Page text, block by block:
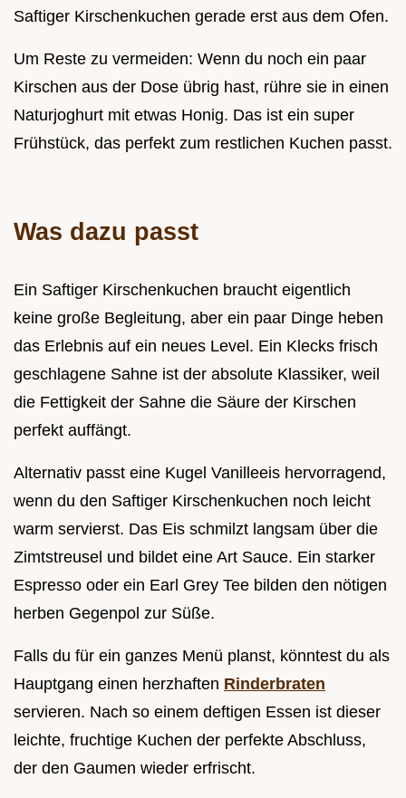
Saftiger Kirschenkuchen gerade erst aus dem Ofen.
Um Reste zu vermeiden: Wenn du noch ein paar
Kirschen aus der Dose übrig hast, rühre sie in einen
Naturjoghurt mit etwas Honig. Das ist ein super
Frühstück, das perfekt zum restlichen Kuchen passt.
Was dazu passt
Ein Saftiger Kirschenkuchen braucht eigentlich
keine große Begleitung, aber ein paar Dinge heben
das Erlebnis auf ein neues Level. Ein Klecks frisch
geschlagene Sahne ist der absolute Klassiker, weil
die Fettigkeit der Sahne die Säure der Kirschen
perfekt auffängt.
Alternativ passt eine Kugel Vanilleeis hervorragend,
wenn du den Saftiger Kirschenkuchen noch leicht
warm servierst. Das Eis schmilzt langsam über die
Zimtstreusel und bildet eine Art Sauce. Ein starker
Espresso oder ein Earl Grey Tee bilden den nötigen
herben Gegenpol zur Süße.
Falls du für ein ganzes Menü planst, könntest du als
Hauptgang einen herzhaften Rinderbraten
servieren. Nach so einem deftigen Essen ist dieser
leichte, fruchtige Kuchen der perfekte Abschluss,
der den Gaumen wieder erfrischt.